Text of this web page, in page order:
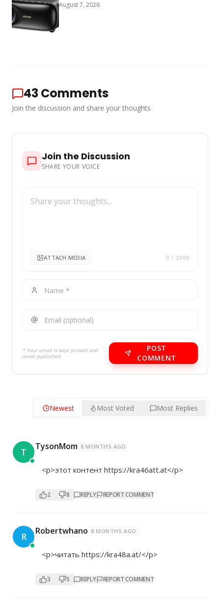
August 7, 2026
43Comments
Join the discussion and share your thoughts
Join the Discussion
SHARE YOUR VOICE
ATTACH MEDIA 0 / 2000
* Your email is kept private and
never published.
POST
COMMENT
Newest Most Voted Most Replies
T TysonMom 8 MONTHS AGO
<p>этот контент https://kra46att.at</p>
2 8 REPLY REPORT COMMENT
R Robertwhano 8 MONTHS AGO
<p>читать https://kra48a.at/</p>
3 5 REPLY REPORT COMMENT